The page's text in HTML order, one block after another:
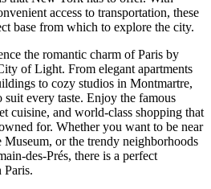
access to transportation, these
base from which to explore the city.
the romantic charm of Paris by
of Light. From elegant apartments
to cozy studios in Montmartre,
suit every taste. Enjoy the famous
cuisine, and world-class shopping that
for. Whether you want to be near
or the trendy neighborhoods
des-Prés, there is a perfect